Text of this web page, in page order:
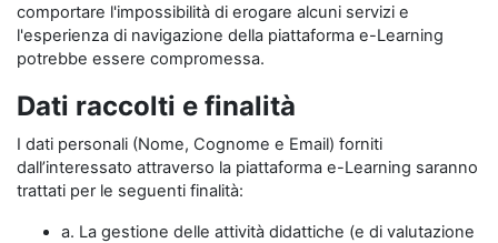
comportare l'impossibilità di erogare alcuni servizi e
l'esperienza di navigazione della piattaforma e-Learning
potrebbe essere compromessa.
Dati raccolti e finalità
I dati personali (Nome, Cognome e Email) forniti
dall’interessato attraverso la piattaforma e-Learning saranno
trattati per le seguenti finalità:
a. La gestione delle attività didattiche (e di valutazione